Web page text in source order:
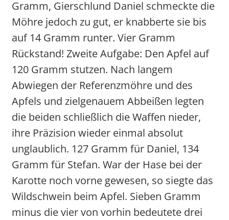
Gramm, Gierschlund Daniel schmeckte die
Möhre jedoch zu gut, er knabberte sie bis
auf 14 Gramm runter. Vier Gramm
Rückstand! Zweite Aufgabe: Den Apfel auf
120 Gramm stutzen. Nach langem
Abwiegen der Referenzmöhre und des
Apfels und zielgenauem Abbeißen legten
die beiden schließlich die Waffen nieder,
ihre Präzision wieder einmal absolut
unglaublich. 127 Gramm für Daniel, 134
Gramm für Stefan. War der Hase bei der
Karotte noch vorne gewesen, so siegte das
Wildschwein beim Apfel. Sieben Gramm
minus die vier von vorhin bedeutete drei